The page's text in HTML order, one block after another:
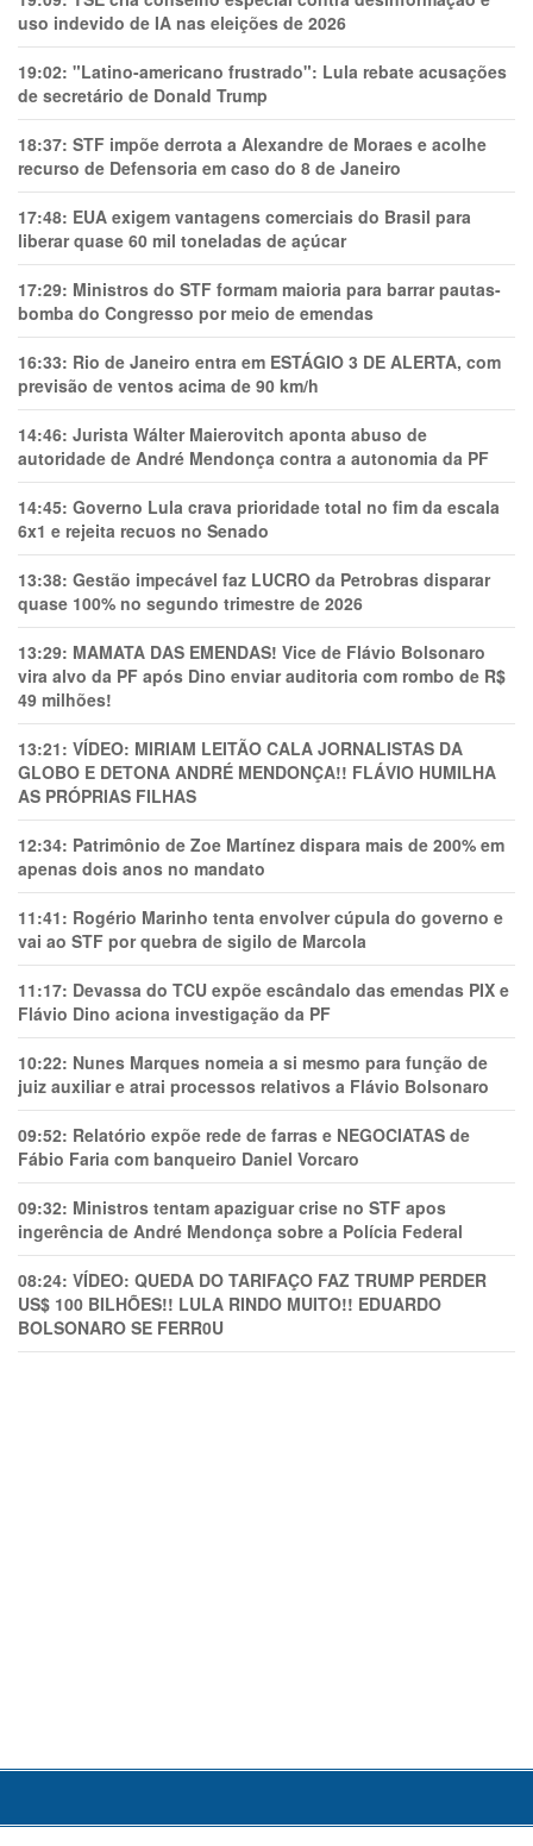
uso indevido de IA nas eleições de 2026
19:02: "Latino-americano frustrado": Lula rebate acusações
de secretário de Donald Trump
18:37: STF impõe derrota a Alexandre de Moraes e acolhe
recurso de Defensoria em caso do 8 de Janeiro
17:48: EUA exigem vantagens comerciais do Brasil para
liberar quase 60 mil toneladas de açúcar
17:29: Ministros do STF formam maioria para barrar pautas-
bomba do Congresso por meio de emendas
16:33: Rio de Janeiro entra em ESTÁGIO 3 DE ALERTA, com
previsão de ventos acima de 90 km/h
14:46: Jurista Wálter Maierovitch aponta abuso de
autoridade de André Mendonça contra a autonomia da PF
14:45: Governo Lula crava prioridade total no fim da escala
6x1 e rejeita recuos no Senado
13:38: Gestão impecável faz LUCRO da Petrobras disparar
quase 100% no segundo trimestre de 2026
13:29: MAMATA DAS EMENDAS! Vice de Flávio Bolsonaro
vira alvo da PF após Dino enviar auditoria com rombo de R$
49 milhões!
13:21: VÍDEO: MIRIAM LEITÃO CALA JORNALISTAS DA
GLOBO E DETONA ANDRÉ MENDONÇA!! FLÁVIO HUMILHA
AS PRÓPRIAS FILHAS
12:34: Patrimônio de Zoe Martínez dispara mais de 200% em
apenas dois anos no mandato
11:41: Rogério Marinho tenta envolver cúpula do governo e
vai ao STF por quebra de sigilo de Marcola
11:17: Devassa do TCU expõe escândalo das emendas PIX e
Flávio Dino aciona investigação da PF
10:22: Nunes Marques nomeia a si mesmo para função de
juiz auxiliar e atrai processos relativos a Flávio Bolsonaro
09:52: Relatório expõe rede de farras e NEGOCIATAS de
Fábio Faria com banqueiro Daniel Vorcaro
09:32: Ministros tentam apaziguar crise no STF apos
ingerência de André Mendonça sobre a Polícia Federal
08:24: VÍDEO: QUEDA DO TARIFAÇO FAZ TRUMP PERDER
US$ 100 BILHÕES!! LULA RINDO MUITO!! EDUARDO
BOLSONARO SE FERR0U